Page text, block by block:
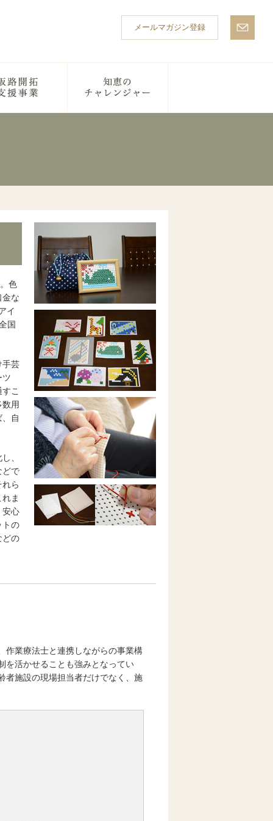
メールマガジン登録
色
金な
イ
国
手芸
ツ
こ
用
自
、
どで
ら
ま
安心
トの
どの
作業療法士と連携しながらの事業構
を活かせることも強みとなってい
者施設の現場担当者だけでなく、施